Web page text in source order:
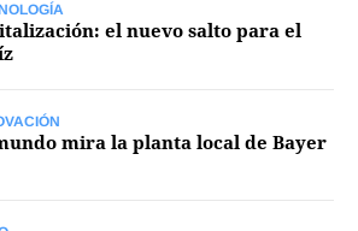
el nuevo salto para el
mira la planta local de Bayer